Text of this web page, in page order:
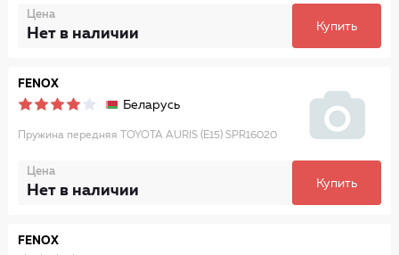
Цена
Нет в наличии Купить
FENOX
Беларусь
Пружина передняя TOYOTA AURIS (E15) SPR16020
Цена
Нет в наличии Купить
FENOX